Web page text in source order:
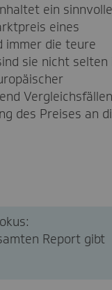
ein
eines
immer die teure
sie nicht selten
Vergleichsfällen
des Preises an
Report gibt